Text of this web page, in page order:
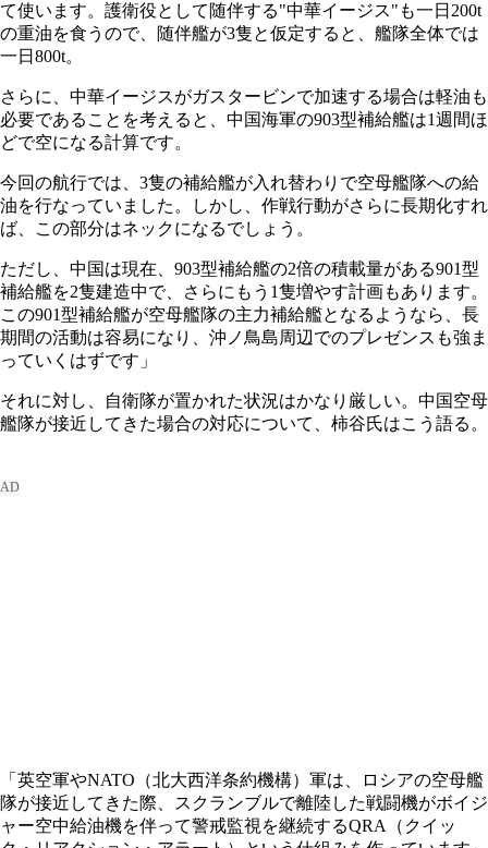
て使います。護衛役として随伴する"中華イージス"も一日200t
の重油を食うので、随伴艦が3隻と仮定すると、艦隊全体では
一日800t。
さらに、中華イージスがガスタービンで加速する場合は軽油も
必要であることを考えると、中国海軍の903型補給艦は1週間ほ
どで空になる計算です。
今回の航行では、3隻の補給艦が入れ替わりで空母艦隊への給
油を行なっていました。しかし、作戦行動がさらに長期化すれ
ば、この部分はネックになるでしょう。
ただし、中国は現在、903型補給艦の2倍の積載量がある901型
補給艦を2隻建造中で、さらにもう1隻増やす計画もあります。
この901型補給艦が空母艦隊の主力補給艦となるようなら、長
期間の活動は容易になり、沖ノ鳥島周辺でのプレゼンスも強ま
っていくはずです」
それに対し、自衛隊が置かれた状況はかなり厳しい。中国空母
艦隊が接近してきた場合の対応について、柿谷氏はこう語る。
「英空軍やNATO（北大西洋条約機構）軍は、ロシアの空母艦
隊が接近してきた際、スクランブルで離陸した戦闘機がボイジ
ャー空中給油機を伴って警戒監視を継続するQRA（クイッ